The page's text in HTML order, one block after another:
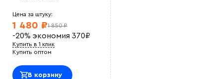
Цена за штуку:
1 850 ₽
1 480 ₽
-20% экономия 370₽
Купить в 1 клик
Купить оптом
В корзину